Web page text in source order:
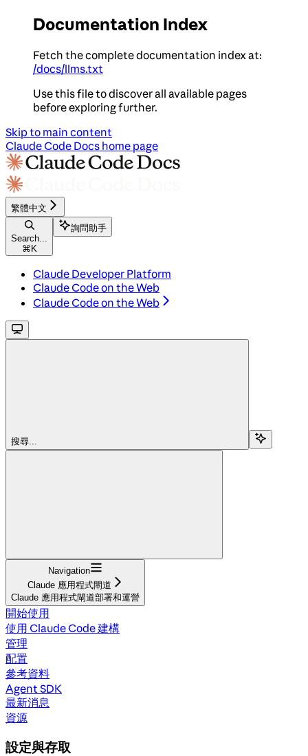
Documentation Index
Fetch the complete documentation index at:
/docs/llms.txt
Use this file to discover all available pages
before exploring further.
Skip to main content
Claude Code Docs home page
繁體中文
Search...
⌘ K
詢問助手
Claude Developer Platform
Claude Code on the Web
Claude Code on the Web
搜尋...
Navigation
Claude 應用程式閘道
Claude 應用程式閘道部署和運營
開始使用
使用 Claude Code 建構
管理
配置
參考資料
Agent SDK
最新消息
資源
設定與存取